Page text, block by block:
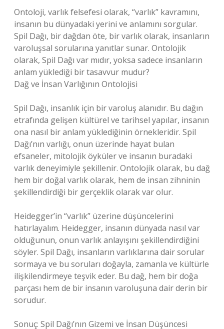
Ontoloji, varlık felsefesi olarak, “varlık” kavramını,
insanın bu dünyadaki yerini ve anlamını sorgular.
Spil Dağı, bir dağdan öte, bir varlık olarak, insanların
varoluşsal sorularına yanıtlar sunar. Ontolojik
olarak, Spil Dağı var mıdır, yoksa sadece insanların
anlam yüklediği bir tasavvur mudur?
Dağ ve İnsan Varlığının Ontolojisi
Spil Dağı, insanlık için bir varoluş alanıdır. Bu dağın
etrafında gelişen kültürel ve tarihsel yapılar, insanın
ona nasıl bir anlam yüklediğinin örnekleridir. Spil
Dağı’nın varlığı, onun üzerinde hayat bulan
efsaneler, mitolojik öyküler ve insanın buradaki
varlık deneyimiyle şekillenir. Ontolojik olarak, bu dağ
hem bir doğal varlık olarak, hem de insan zihninin
şekillendirdiği bir gerçeklik olarak var olur.
Heidegger’in “varlık” üzerine düşüncelerini
hatırlayalım. Heidegger, insanın dünyada nasıl var
olduğunun, onun varlık anlayışını şekillendirdiğini
söyler. Spil Dağı, insanların varlıklarına dair sorular
sormaya ve bu soruları doğayla, zamanla ve kültürle
ilişkilendirmeye teşvik eder. Bu dağ, hem bir doğa
parçası hem de bir insanın varoluşuna dair derin bir
sorudur.
Sonuç: Spil Dağı’nın Gizemi ve İnsan Düşüncesi